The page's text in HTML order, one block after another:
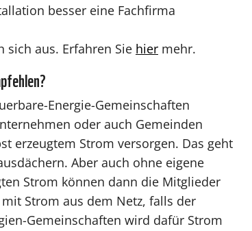
besser eine Fachfirma
aus. Erfahren Sie hier mehr.
Energie-Gemeinschaften
oder auch Gemeinden
erzeugtem Strom versorgen. Das geht
Aber auch ohne eigene
Strom können dann die Mitglieder
Strom aus dem Netz, falls der
Gemeinschaften wird dafür Strom